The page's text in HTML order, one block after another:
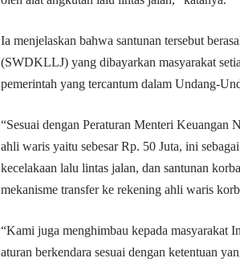
Ia menjelaskan bahwa santunan tersebut
(SWDKLLJ) yang dibayarkan masyarakat
pemerintah yang tercantum dalam Undang-
“Sesuai dengan Peraturan Menteri Keuangan
ahli waris yaitu sebesar Rp. 50 Juta, ini
kecelakaan lalu lintas jalan, dan santunan
mekanisme transfer ke rekening ahli waris
“Kami juga menghimbau kepada masyarakat
aturan berkendara sesuai dengan ketentuan